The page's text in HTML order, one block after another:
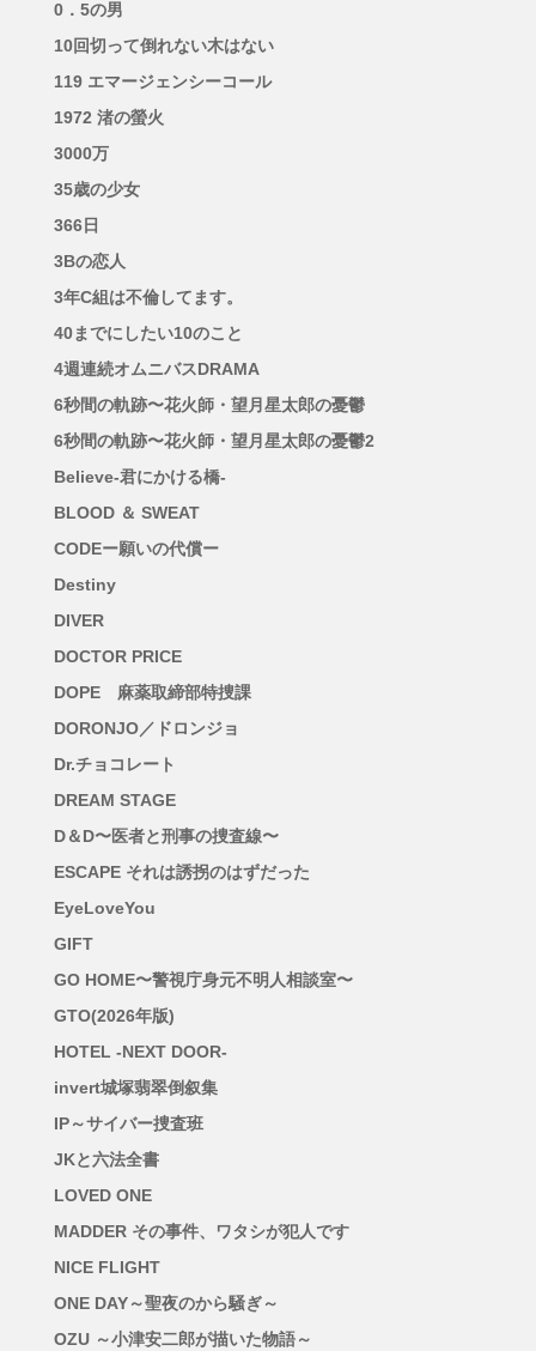
0．5の男
10回切って倒れない木はない
119 エマージェンシーコール
1972 渚の螢火
3000万
35歳の少女
366日
3Bの恋人
3年C組は不倫してます。
40までにしたい10のこと
4週連続オムニバスDRAMA
6秒間の軌跡〜花火師・望月星太郎の憂鬱
6秒間の軌跡〜花火師・望月星太郎の憂鬱2
Believe-君にかける橋-
BLOOD ＆ SWEAT
CODEー願いの代償ー
Destiny
DIVER
DOCTOR PRICE
DOPE 麻薬取締部特捜課
DORONJO／ドロンジョ
Dr.チョコレート
DREAM STAGE
D＆D〜医者と刑事の捜査線〜
ESCAPE それは誘拐のはずだった
EyeLoveYou
GIFT
GO HOME〜警視庁身元不明人相談室〜
GTO(2026年版)
HOTEL -NEXT DOOR-
invert城塚翡翠倒叙集
IP～サイバー捜査班
JKと六法全書
LOVED ONE
MADDER その事件、ワタシが犯人です
NICE FLIGHT
ONE DAY～聖夜のから騒ぎ～
OZU ～小津安二郎が描いた物語～